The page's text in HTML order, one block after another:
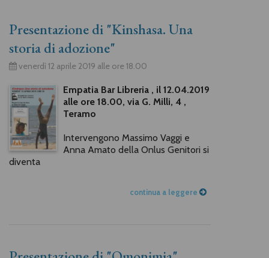
Presentazione di "Kinshasa. Una
storia di adozione"
venerdì 12 aprile 2019 alle ore 18.00
Empatia Bar Libreria , il 12.04.2019
alle ore 18.00, via G. Milli, 4 ,
Teramo
Intervengono Massimo Vaggi e
Anna Amato della Onlus Genitori si
diventa
continua a leggere